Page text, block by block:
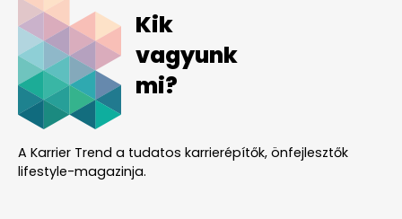
Kik
vagyunk
mi?
A Karrier Trend a tudatos karrierépítők, önfejlesztők
lifestyle-magazinja.